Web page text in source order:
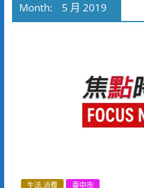
Month: 5 月 2019
生活.消費 臺中市